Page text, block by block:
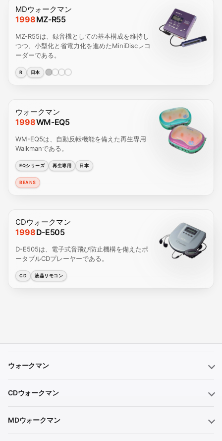
MDウォークマン
1998MZ-R55
MZ-R55は、録音機としての基本構成を維持し
つつ、小型化と省電力化を進めたMiniDiscレコ
ーダーである。
R 日本
ウォークマン
1998WM-EQ5
WM-EQ5は、自動反転機能を備えた再生専用
Walkmanである。
EQシリーズ 再生専用 日本
BEANS
CDウォークマン
1998D-E505
D-E505は、電子式音飛び防止機構を備えたポ
ータブルCDプレーヤーである。
CD 液晶リモコン
ウォークマン
CDウォークマン
MDウォークマン